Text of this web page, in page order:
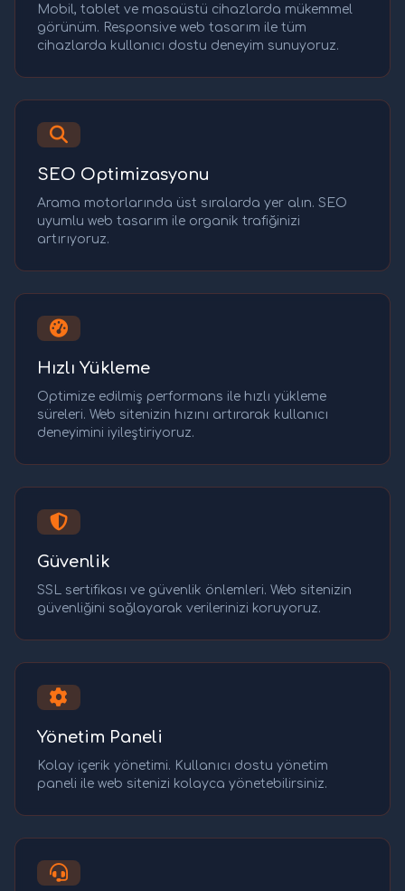
Mobil, tablet ve masaüstü cihazlarda mükemmel
görünüm. Responsive web tasarım ile tüm
cihazlarda kullanıcı dostu deneyim sunuyoruz.
SEO Optimizasyonu
Arama motorlarında üst sıralarda yer alın. SEO
uyumlu web tasarım ile organik trafiğinizi
artırıyoruz.
Hızlı Yükleme
Optimize edilmiş performans ile hızlı yükleme
süreleri. Web sitenizin hızını artırarak kullanıcı
deneyimini iyileştiriyoruz.
Güvenlik
SSL sertifikası ve güvenlik önlemleri. Web sitenizin
güvenliğini sağlayarak verilerinizi koruyoruz.
Yönetim Paneli
Kolay içerik yönetimi. Kullanıcı dostu yönetim
paneli ile web sitenizi kolayca yönetebilirsiniz.